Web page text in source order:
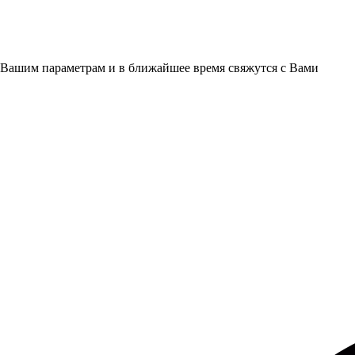
параметрам и в ближайшее время свяжутся с Вами